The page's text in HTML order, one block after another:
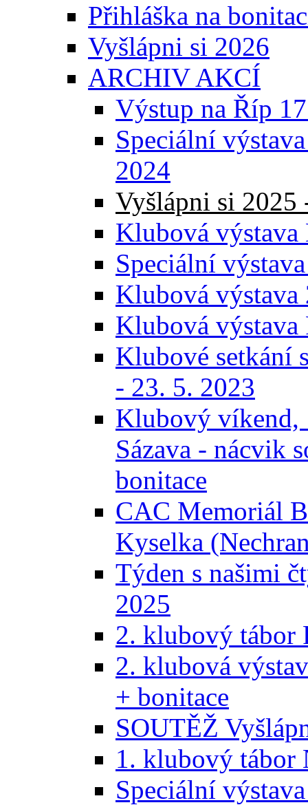
Přihláška na
Vyšlápni si 2026
ARCHIV AKCÍ
Výstup na Říp
Speciální
2024
Vyšlápni si 2025
Klubová výstava
Speciální
Klubová
Klubová výstava
Klubové setkání
- 23. 5. 2023
Klubový víkend,
Sázava - nácvik
bonitace
CAC Memoriál
Kyselka
Týden s našimi
2025
2. klubový tábor
2. klubová
+ bonitace
SOUTĚŽ
1. klubový tábor
Speciální